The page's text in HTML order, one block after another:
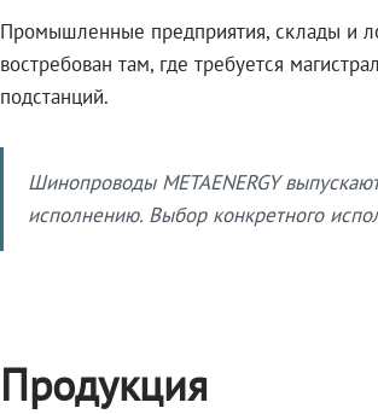
Промышленные предприятия, склады и
востребован там, где требуется
подстанций.
Шинопроводы METAENERGY
исполнению. Выбор конкретного
Продукция